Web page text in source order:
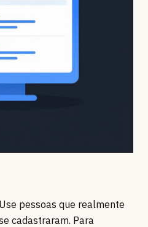
pessoas que realmente
cadastraram. Para